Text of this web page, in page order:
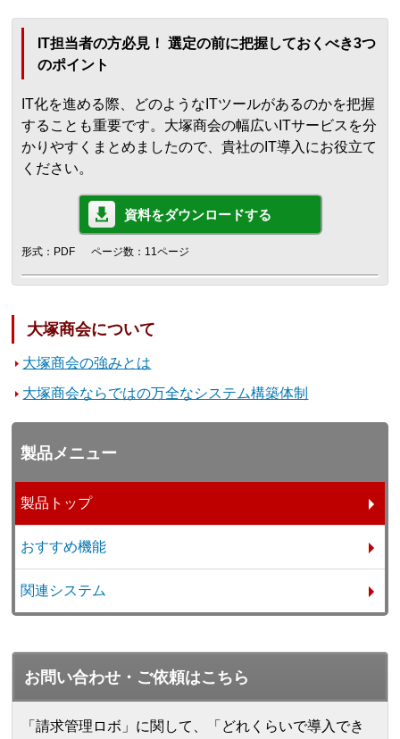
IT担当者の方必見！ 選定の前に把握しておくべき3つ
のポイント
IT化を進める際、どのようなITツールがあるのかを把握
することも重要です。大塚商会の幅広いITサービスを分
かりやすくまとめましたので、貴社のIT導入にお役立て
ください。
資料をダウンロードする
形式：PDF ページ数：11ページ
大塚商会について
大塚商会の強みとは
大塚商会ならではの万全なシステム構築体制
製品メニュー
製品トップ
おすすめ機能
関連システム
お問い合わせ・ご依頼はこちら
「請求管理ロボ」に関して、「どれくらいで導入でき